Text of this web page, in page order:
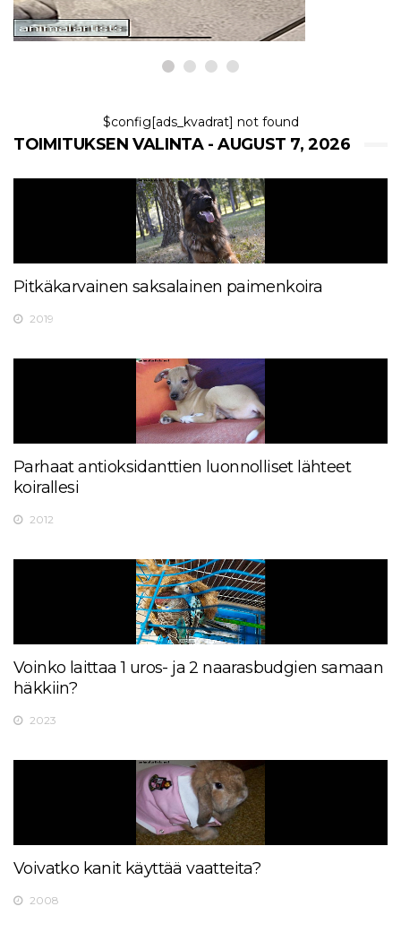
$config[ads_kvadrat] not found
TOIMITUKSEN VALINTA - AUGUST 7, 2026
Pitkäkarvainen saksalainen paimenkoira
2019
Parhaat antioksidanttien luonnolliset lähteet
koirallesi
2012
Voinko laittaa 1 uros- ja 2 naarasbudgien samaan
häkkiin?
2023
Voivatko kanit käyttää vaatteita?
2008